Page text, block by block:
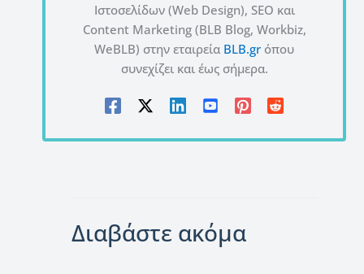
Ιστοσελίδων (Web Design), SEO και
Content Marketing (BLB Blog, Workbiz,
WeBLB) στην εταιρεία BLB.gr όπου
συνεχίζει και έως σήμερα.
Διαβάστε ακόμα